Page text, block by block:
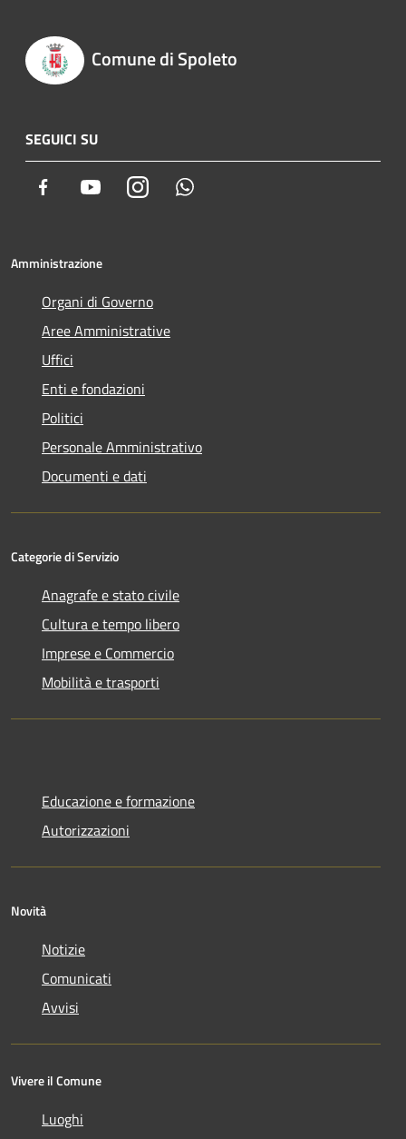
Comune di Spoleto
SEGUICI SU
Facebook YoutubeInstagram
Amministrazione
Organi di Governo
Aree Amministrative
Uffici
Enti e fondazioni
Politici
Personale Amministrativo
Documenti e dati
Categorie di Servizio
Anagrafe e stato civile
Cultura e tempo libero
Imprese e Commercio
Mobilità e trasporti
Educazione e formazione
Autorizzazioni
Novità
Notizie
Comunicati
Avvisi
Vivere il Comune
Luoghi